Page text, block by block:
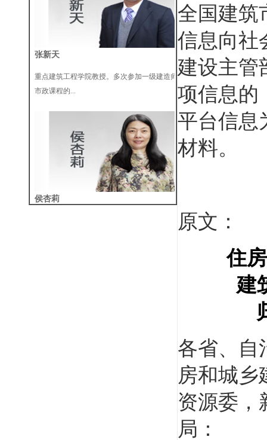
市政课程的...
机电一级、二级注册建造师（建工一级建造师
全国建筑
信息向社
建设主管
项信息的
平台信息
材料。
原文：
住
建
各省、自
房和城乡
资源委，
局：